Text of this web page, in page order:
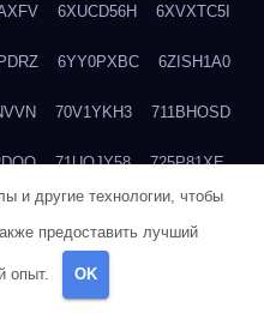
6XUCD56H 6XVXTC5I
6YY0PXBC 6ZISH1A0
70V1YKH3 711BHOSD
71UQJY58 725P81XE
и другие технологии, чтобы
предоставить лучший
опыт. OK